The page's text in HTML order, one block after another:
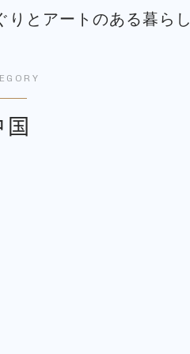
とアートのある暮らし
国